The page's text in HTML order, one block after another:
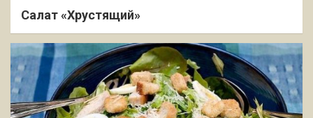
Салат «Хрустящий»